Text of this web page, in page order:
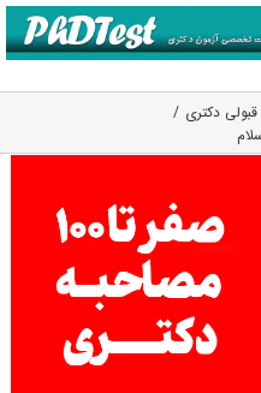
قبولی دکتری